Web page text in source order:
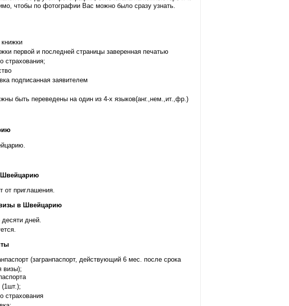
чтобы по фотографии Вас можно было сразу узнать.
первой и последней страницы заверенная печатью
страхования;
подписанная заявителем
быть переведены на один из 4-х языков(анг.,нем.,ит.,фр.)
Швейцарию
от приглашения.
в Швейцарию
дней.
(загранпаспорт, действующий 6 мес. после срока
визы);
страхования